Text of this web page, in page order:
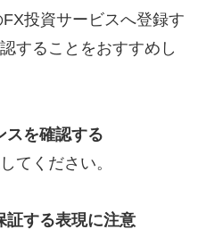
FX投資サービスへ登録す
することをおすすめし
スを確認する
てください。
証する表現に注意